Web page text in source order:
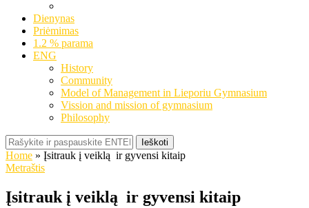
Dienynas
Priėmimas
1.2 % parama
ENG
History
Community
Model of Management in Lieporiu Gymnasium
Vission and mission of gymnasium
Philosophy
Ieškoti
Home » Įsitrauk į veiklą ir gyvensi kitaip
Metraštis
Įsitrauk į veiklą ir gyvensi kitaip